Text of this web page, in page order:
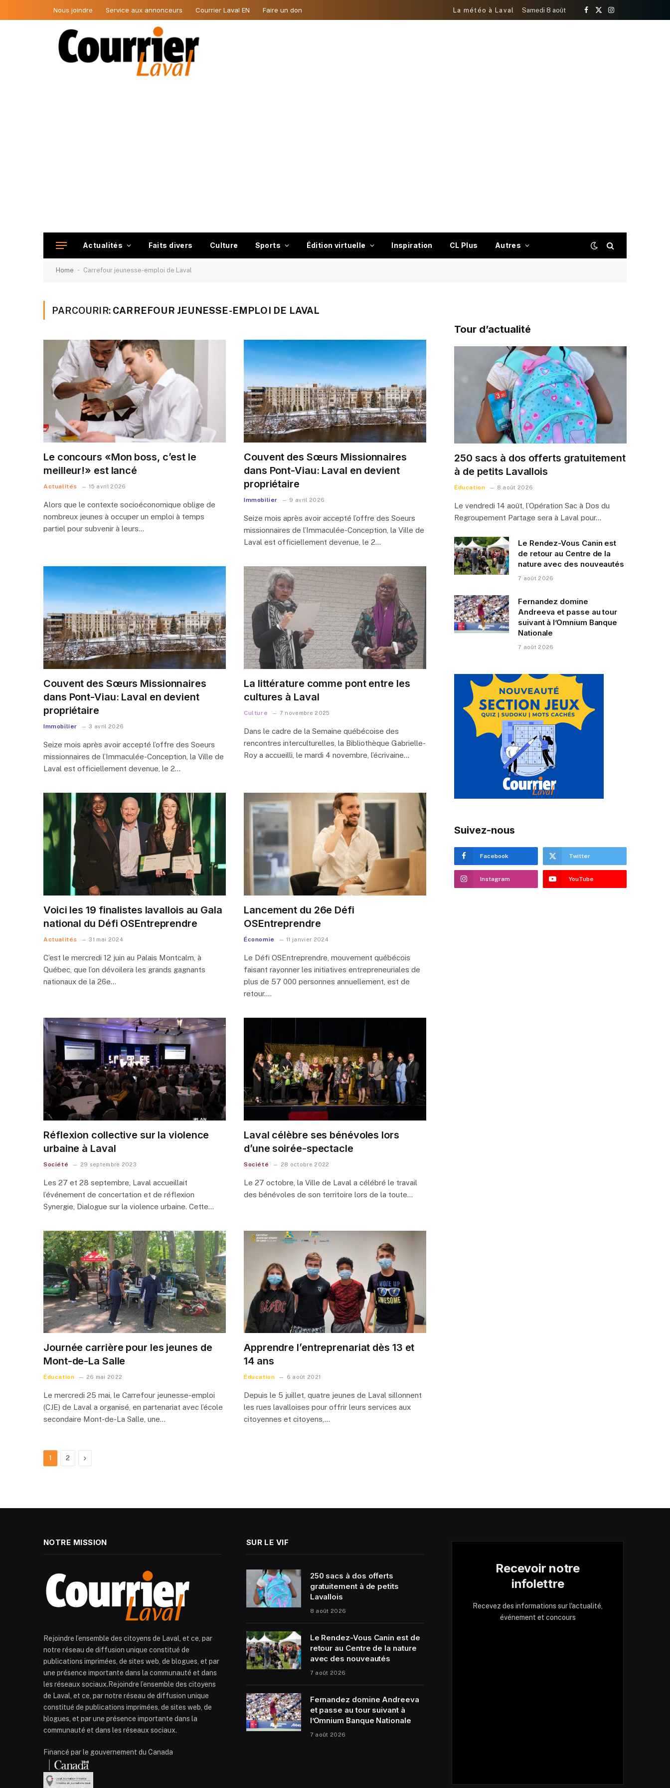
Nous joindre Service aux annonceurs Courrier Laval EN Faire un don La météo à Laval Samedi 8 août
Facebook
X
Instagram
Actualités Faits divers Culture Sports Édition virtuelle Inspiration CL Plus Autres
Home - Carrefour jeunesse-emploi de Laval
PARCOURIR: CARREFOUR JEUNESSE-EMPLOI DE LAVAL
Le concours «Mon boss, c’est le
meilleur!» est lancé
Actualités 15 avril 2026
Alors que le contexte socioéconomique oblige de
nombreux jeunes à occuper un emploi à temps
partiel pour subvenir à leurs…
Couvent des Sœurs Missionnaires
dans Pont-Viau: Laval en devient
propriétaire
Immobilier 9 avril 2026
Seize mois après avoir accepté l’offre des Soeurs
missionnaires de l’Immaculée-Conception, la Ville de
Laval est officiellement devenue, le 2…
Couvent des Sœurs Missionnaires
dans Pont-Viau: Laval en devient
propriétaire
Immobilier 3 avril 2026
Seize mois après avoir accepté l’offre des Soeurs
missionnaires de l’Immaculée-Conception, la Ville de
Laval est officiellement devenue, le 2…
La littérature comme pont entre les
cultures à Laval
Culture 7 novembre 2025
Dans le cadre de la Semaine québécoise des
rencontres interculturelles, la Bibliothèque Gabrielle-
Roy a accueilli, le mardi 4 novembre, l’écrivaine…
Voici les 19 finalistes lavallois au Gala
national du Défi OSEntreprendre
Actualités 31 mai 2024
C’est le mercredi 12 juin au Palais Montcalm, à
Québec, que l’on dévoilera les grands gagnants
nationaux de la 26e…
Lancement du 26e Défi
OSEntreprendre
Économie 11 janvier 2024
Le Défi OSEntreprendre, mouvement québécois
faisant rayonner les initiatives entrepreneuriales de
plus de 57 000 personnes annuellement, est de
retour.…
Réflexion collective sur la violence
urbaine à Laval
Société 29 septembre 2023
Les 27 et 28 septembre, Laval accueillait
l’événement de concertation et de réflexion
Synergie, Dialogue sur la violence urbaine. Cette…
Laval célèbre ses bénévoles lors
d’une soirée-spectacle
Société 28 octobre 2022
Le 27 octobre, la Ville de Laval a célébré le travail
des bénévoles de son territoire lors de la toute…
Journée carrière pour les jeunes de
Mont-de-La Salle
Éducation 26 mai 2022
Le mercredi 25 mai, le Carrefour jeunesse-emploi
(CJE) de Laval a organisé, en partenariat avec l’école
secondaire Mont-de-La Salle, une…
Apprendre l’entreprenariat dès 13 et
14 ans
Éducation 6 août 2021
Depuis le 5 juillet, quatre jeunes de Laval sillonnent
les rues lavalloises pour offrir leurs services aux
citoyennes et citoyens,…
1 2 Next
Tour d’actualité
250 sacs à dos offerts gratuitement
à de petits Lavallois
Éducation 8 août 2026
Le vendredi 14 août, l’Opération Sac à Dos du
Regroupement Partage sera à Laval pour…
Le Rendez-Vous Canin est
de retour au Centre de la
nature avec des nouveautés
7 août 2026
Fernandez domine
Andreeva et passe au tour
suivant à l’Omnium Banque
Nationale
7 août 2026
Suivez-nous
Facebook Twitter
Instagram YouTube
NOTRE MISSION
Rejoindre l’ensemble des citoyens de Laval, et ce, par
notre réseau de diffusion unique constitué de
publications imprimées, de sites web, de blogues, et par
une présence importante dans la communauté et dans
les réseaux sociaux.Rejoindre l’ensemble des citoyens
de Laval, et ce, par notre réseau de diffusion unique
constitué de publications imprimées, de sites web, de
blogues, et par une présence importante dans la
communauté et dans les réseaux sociaux.
Financé par le gouvernement du Canada
SUR LE VIF
250 sacs à dos offerts
gratuitement à de petits
Lavallois
8 août 2026
Le Rendez-Vous Canin est de
retour au Centre de la nature
avec des nouveautés
7 août 2026
Fernandez domine Andreeva
et passe au tour suivant à
l’Omnium Banque Nationale
7 août 2026
Recevoir notre
infolettre
Recevez des informations sur l'actualité,
événement et concours